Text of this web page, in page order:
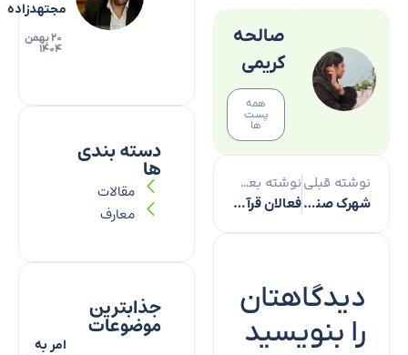
صالحه
کریمی
همه
پست
ها
نوشته قبلی
شهرک صنعتی بعثت مرکز فناوری‌های نوین کشور می‌شود
نوشته بعدی
فعالان قرآنی سربازان خط مقدم جبهه امیدبخشی در دوران بحران
دیدگاهتان
را بنویسید
مجتهدزاده
۲۰ بهمن
۱۴۰۴
دسته بندی
ها
مقالات
معارف
جذابترین
موضوعات
امر به